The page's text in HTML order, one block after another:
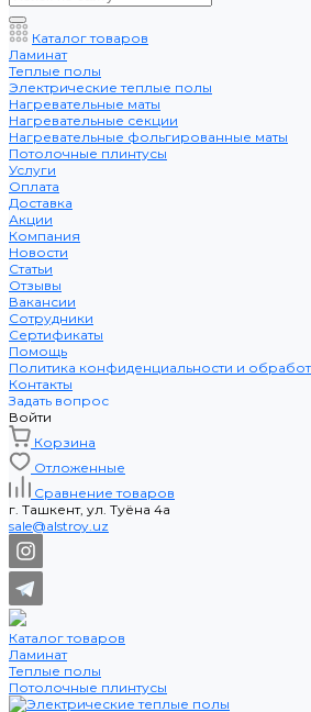
Каталог товаров
Ламинат
Теплые полы
Электрические теплые полы
Нагревательные маты
Нагревательные секции
Нагревательные фольгированные маты
Потолочные плинтусы
Услуги
Оплата
Доставка
Акции
Компания
Новости
Статьи
Отзывы
Вакансии
Сотрудники
Сертификаты
Помощь
Политика конфиденциальности и
Контакты
Задать вопрос
Войти
Корзина
Отложенные
Сравнение товаров
г. Ташкент, ул. Туёна 4а
sale@alstroy.uz
Каталог товаров
Ламинат
Теплые полы
Потолочные плинтусы